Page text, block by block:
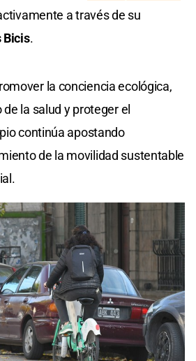
a través de su
Bicis.
la conciencia ecológica,
la salud y proteger el
continúa apostando
de la movilidad sustentable